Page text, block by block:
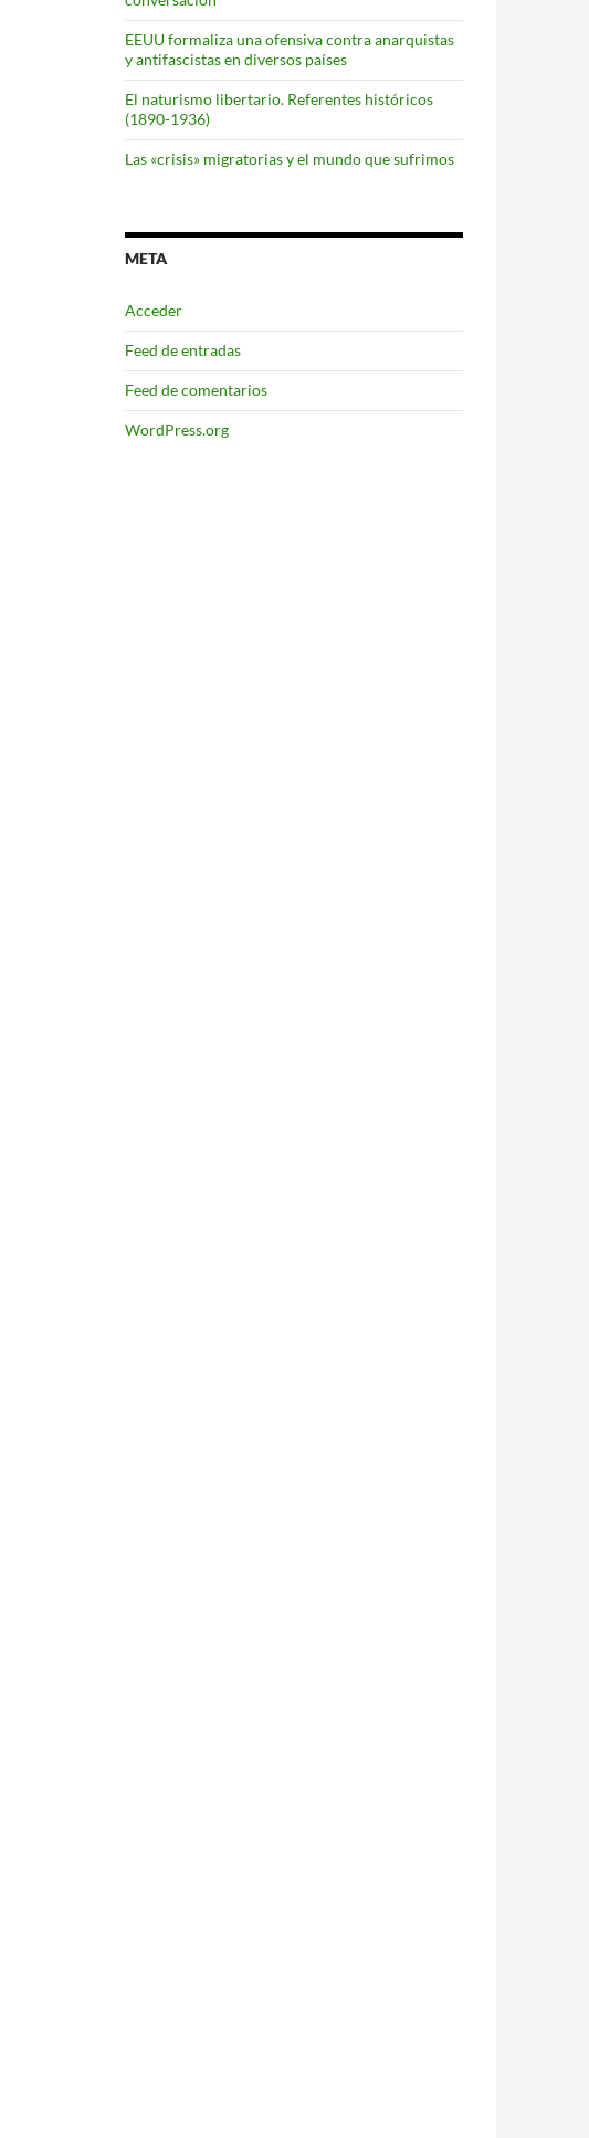
EEUU formaliza una ofensiva contra anarquistas
y antifascistas en diversos países
El naturismo libertario. Referentes históricos
(1890-1936)
Las «crisis» migratorias y el mundo que sufrimos
META
Acceder
Feed de entradas
Feed de comentarios
WordPress.org